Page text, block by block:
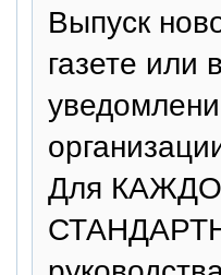
Выпуск
газете
Для